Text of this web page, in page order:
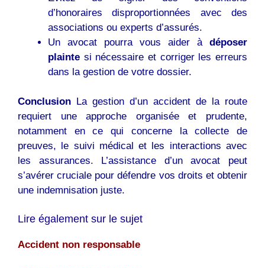
d’honoraires disproportionnées avec des
associations ou experts d’assurés.
Un avocat pourra vous aider à déposer
plainte si nécessaire et corriger les erreurs
dans la gestion de votre dossier.
Conclusion La gestion d’un accident de la route
requiert une approche organisée et prudente,
notamment en ce qui concerne la collecte de
preuves, le suivi médical et les interactions avec
les assurances. L’assistance d’unavocat peut
s’avérer cruciale pour défendre vos droits et obtenir
une indemnisation juste.
Lire également sur le sujet
Accident non responsable